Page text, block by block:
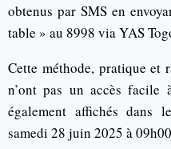
obtenus par SMS en
table » au 8998 via YAS
Cette méthode, pratique et
n’ont pas un accès facile
également affichés dans
samedi 28 juin 2025 à